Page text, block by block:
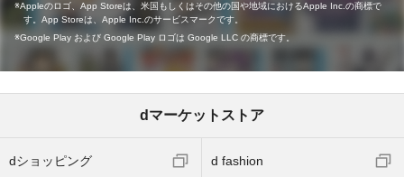
Appleのロゴ、App Storeは、米国もしくはその他の国や地域におけるApple Inc.の商標で
す。App Storeは、Apple Inc.のサービスマークです。
Google Play および Google Play ロゴは Google LLC の商標です。
dマーケットストア
dショッピング d fashion